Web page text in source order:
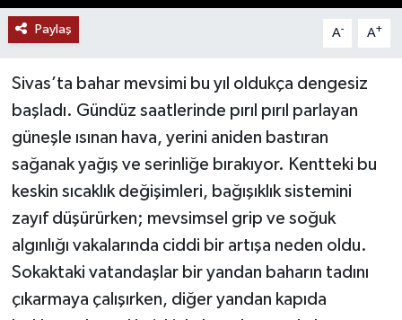
Paylaş A- A+
Sivas’ta bahar mevsimi bu yıl oldukça dengesiz
başladı. Gündüz saatlerinde pırıl pırıl parlayan
güneşle ısınan hava, yerini aniden bastıran
sağanak yağış ve serinliğe bırakıyor. Kentteki bu
keskin sıcaklık değişimleri, bağışıklık sistemini
zayıf düşürürken; mevsimsel grip ve soğuk
algınlığı vakalarında ciddi bir artışa neden oldu.
Sokaktaki vatandaşlar bir yandan baharın tadını
çıkarmaya çalışırken, diğer yandan kapıda
SPOR
YAŞAM